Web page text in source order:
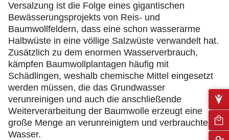
Versalzung ist die Folge eines gigantischen
Bewässerungsprojekts von Reis- und
Baumwollfeldern, dass eine schon wasserarme
Halbwüste in eine völlige Salzwüste verwandelt hat.
Zusätzlich zu dem enormen Wasserverbrauch,
kämpfen Baumwollplantagen häufig mit
Schädlingen, weshalb chemische Mittel eingesetzt
werden müssen, die das Grundwasser
verunreinigen und auch die anschließende
Weiterverarbeitung der Baumwolle erzeugt eine
große Menge an verunreinigtem und verbrauchtem
Wasser.